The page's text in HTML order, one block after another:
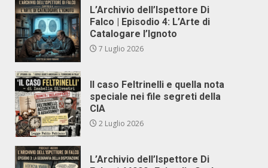
L’Archivio dell’Ispettore Di
Falco | Episodio 4: L’Arte di
Catalogare l’Ignoto
7 Luglio 2026
Il caso Feltrinelli e quella nota
speciale nei file segreti della
CIA
2 Luglio 2026
L’Archivio dell’Ispettore Di